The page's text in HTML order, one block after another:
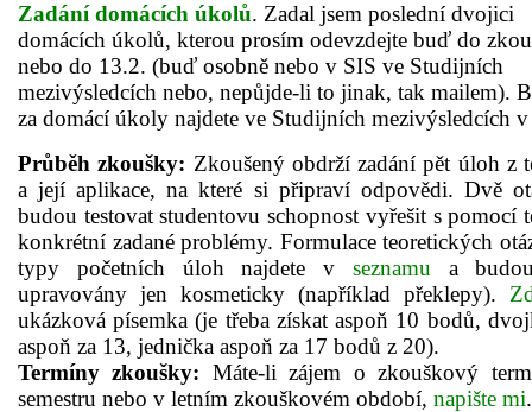
Zadání domácích úkolů. Zadal jsem poslední dvojici
domácích úkolů, kterou prosím odevzdejte buď do
nebo do 13.2. (buď osobně nebo v SIS ve Studijních
mezivýsledcích nebo, nepůjde-li to jinak, tak mailem).
za domácí úkoly najdete ve Studijních mezivýsledcích
Průběh zkoušky: Zkoušený obdrží zadání pět úloh z
a její aplikace, na které si připraví odpovědi. Dvě
budou testovat studentovu schopnost vyřešit s pomocí
konkrétní zadané problémy. Formulace teoretických
typy početních úloh najdete v seznamu a
upravovány jen kosmeticky (například překlepy).
ukázková písemka (je třeba získat aspoň 10 bodů,
aspoň za 13, jednička aspoň za 17 bodů z 20).
Termíny zkoušky: Máte-li zájem o zkouškový
semestru nebo v letním zkouškovém období, napište mi.